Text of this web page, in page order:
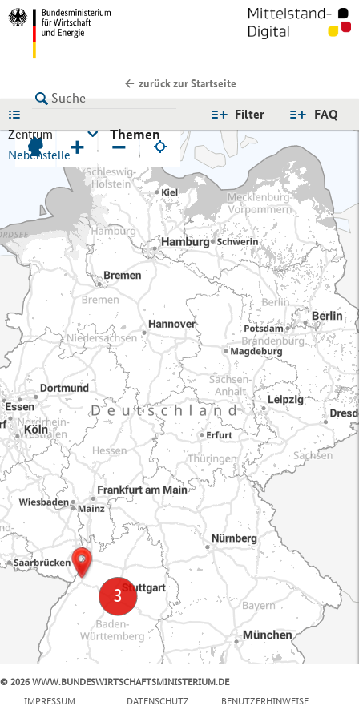
zurück zur Startseite
FAQ
Filter
Zentrum
Nebenstelle
Themen
+ −
© 2026 WWW.BUNDESWIRTSCHAFTSMINISTERIUM.DE
IMPRESSUM
DATENSCHUTZ BENUTZERHINWEISE